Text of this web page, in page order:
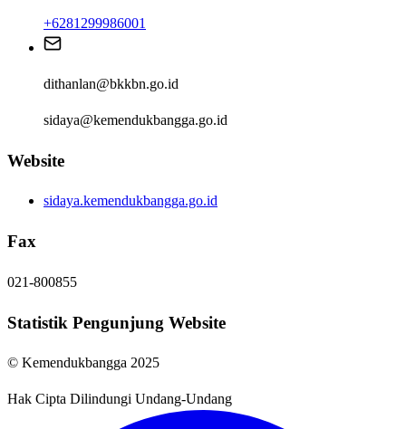
+6281299986001
dithanlan@bkkbn.go.id
sidaya@kemendukbangga.go.id
Website
sidaya.kemendukbangga.go.id
Fax
021-800855
Statistik Pengunjung Website
© Kemendukbangga 2025
Hak Cipta Dilindungi Undang-Undang